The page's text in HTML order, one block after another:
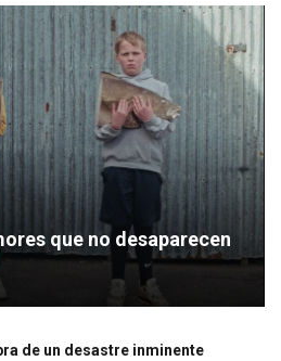
que no desaparecen
de un desastre inminente